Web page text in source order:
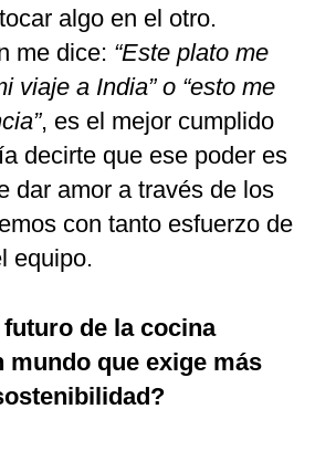
algo en el otro.
me dice: “Este plato me
viaje a India” o “esto me
, es el mejor cumplido
decirte que ese poder es
dar amor a través de los
con tanto esfuerzo de
equipo.
de la cocina
mundo que exige más